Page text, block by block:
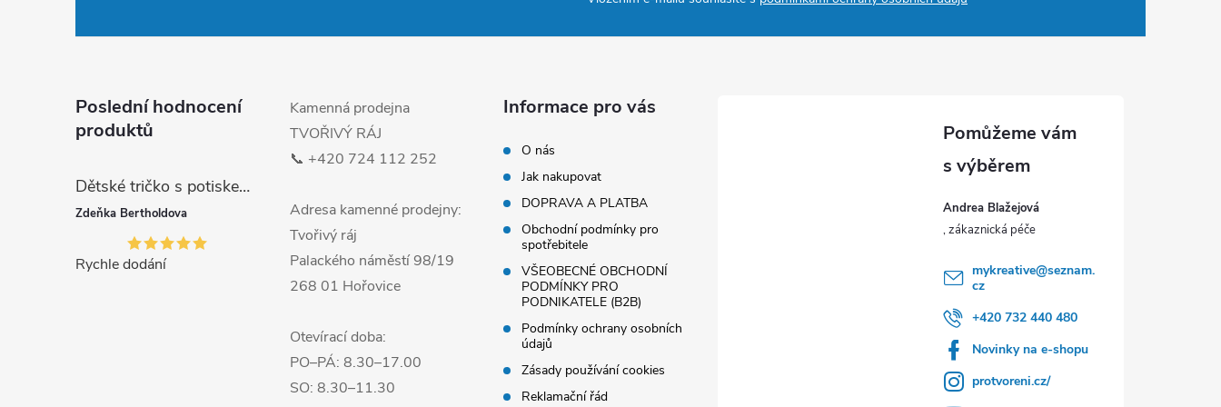
Poslední hodnocení
produktů
Dětské tričko s potiskem MODROČERVENÉ SIX SEVEN 67
Zdeňka Bertholdova
Rychle dodání
Kamenná prodejna
TVOŘIVÝ RÁJ
📞 +420 724 112 252
Adresa kamenné prodejny:
Tvořivý ráj
Palackého náměstí 98/19
268 01 Hořovice
Otevírací doba:
PO–PÁ: 8.30–17.00
SO: 8.30–11.30
Informace pro vás
O nás
Jak nakupovat
DOPRAVA A PLATBA
Obchodní podmínky pro
spotřebitele
VŠEOBECNÉ OBCHODNÍ
PODMÍNKY PRO
PODNIKATELE (B2B)
Podmínky ochrany osobních
údajů
Zásady používání cookies
Reklamační řád
Andrea Blažejová
mykreative@seznam.
cz
+420 732 440 480
Novinky na e-shopu
protvoreni.cz/